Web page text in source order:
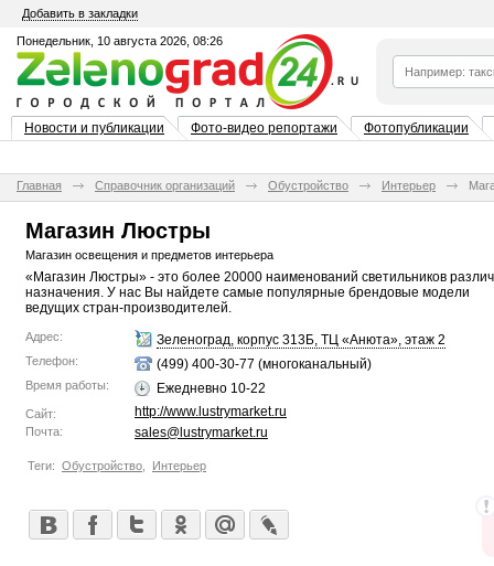
Добавить в закладки
Понедельник, 10 августа 2026, 08:26
Новости и публикации Фото-видео репортажи Фотопубликации
Главная Справочник организаций Обустройство Интерьер
Магазин Люстры
Магазин освещения и предметов интерьера
«Магазин Люстры» - это более 20000 наименований светильников
назначения. У нас Вы найдете самые популярные брендовые модели
ведущих стран-производителей.
Адрес: Зеленоград, корпус 313Б, ТЦ «Анюта», этаж 2
Телефон: (499) 400-30-77 (многоканальный)
Время работы: Ежедневно 10-22
Сайт: http://www.lustrymarket.ru
Почта: sales@lustrymarket.ru
Теги: Обустройство Интерьер